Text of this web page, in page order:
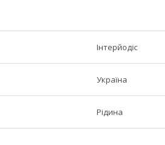
Інтерйодіс
Україна
Рідина